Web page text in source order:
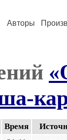
Авторы
Время